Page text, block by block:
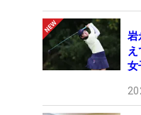
岩
女